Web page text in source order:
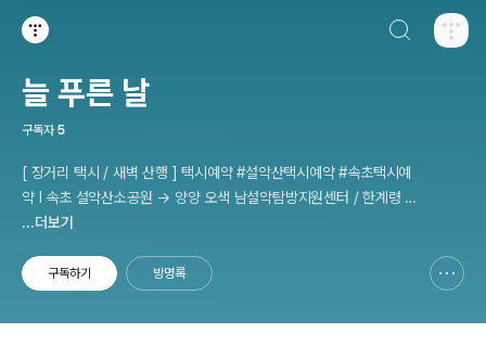
늘 푸른 날
구독자 5
[ 장거리 택시 / 새벽 산행 ] 택시예약 #설악산택시예약 #속초택시예
약 I 속초 설악산소공원 → 양양 오색 남설악탐방지원센터 / 한계령 휴
게소 - 인제 용대 남교리탐방지원센터 etc 사전 예약 운행 I 산행후기
...더보기
구독하기 방명록